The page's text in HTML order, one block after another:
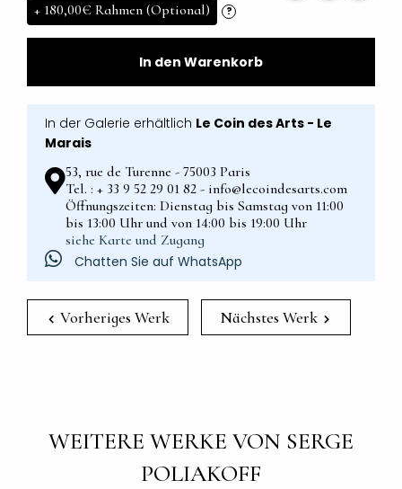
+ 180,00€ Rahmen (Optional) ?
In den Warenkorb
In der Galerie erhältlich Le Coin des Arts - Le
Marais
53, rue de Turenne - 75003 Paris
Tel. : + 33 9 52 29 01 82 - info@lecoindesarts.com
Öffnungszeiten: Dienstag bis Samstag von 11:00
bis 13:00 Uhr und von 14:00 bis 19:00 Uhr
siehe Karte und Zugang
Chatten Sie auf WhatsApp
Vorheriges Werk Nächstes Werk
WEITERE WERKE VON SERGE
POLIAKOFF